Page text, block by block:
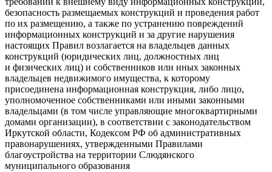
безопасность размещаемых конструкций и проведения работ
по их размещению, а также по устранению повреждений
информационных конструкций и за другие нарушения
настоящих Правил возлагается на владельцев данных
конструкций (юридических лиц, должностных лиц
и физических лиц) и собственников или иных законных
владельцев недвижимого имущества, к которому
присоединена информационная конструкция, либо лицо,
уполномоченное собственниками или иными законными
владельцами (в том числе управляющие многоквартирными
домами организации), в соответствии с законодательством
Иркутской области, Кодексом РФ об административных
правонарушениях, утвержденными Правилами
благоустройства на территории Слюдянского
муниципального образования